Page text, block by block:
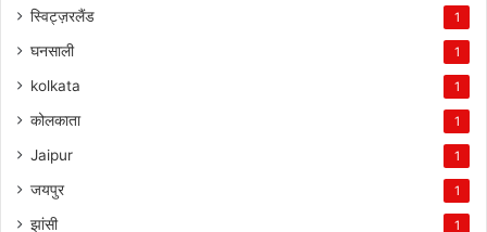
स्विट्ज़रलैंड 1
घनसाली 1
kolkata 1
कोलकाता 1
Jaipur 1
जयपुर 1
झांसी 1